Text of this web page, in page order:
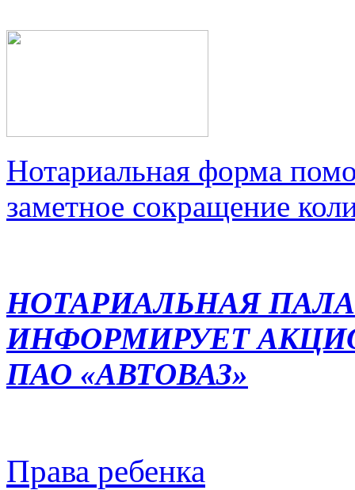
Нотариальная форма
заметное сокращение
НОТАРИАЛЬНАЯ
ИНФОРМИРУЕТ
ПАО «АВТОВАЗ»
Права ребенка